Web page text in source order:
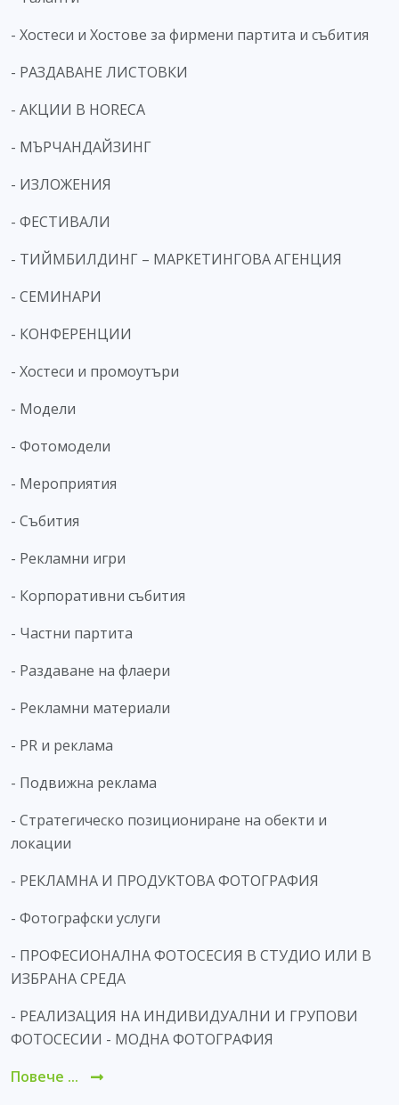
- Хостеси и Хостове за фирмени партита и събития
- РАЗДАВАНЕ ЛИСТОВКИ
- АКЦИИ В HORECA
- МЪРЧАНДАЙЗИНГ
- ИЗЛОЖЕНИЯ
- ФЕСТИВАЛИ
- ТИЙМБИЛДИНГ – МАРКЕТИНГОВА АГЕНЦИЯ
- СЕМИНАРИ
- КОНФЕРЕНЦИИ
- Хостеси и промоутъри
- Модели
- Фотомодели
- Мероприятия
- Събития
- Рекламни игри
- Корпоративни събития
- Частни партита
- Раздаване на флаери
- Рекламни материали
- PR и реклама
- Подвижна реклама
- Стратегическо позициониране на обекти и
локации
- РЕКЛАМНА И ПРОДУКТОВА ФОТОГРАФИЯ
- Фотографски услуги
- ПРОФЕСИОНАЛНА ФОТОСЕСИЯ В СТУДИО ИЛИ В
ИЗБРАНА СРЕДА
- РЕАЛИЗАЦИЯ НА ИНДИВИДУАЛНИ И ГРУПОВИ
ФОТОСЕСИИ - МОДНА ФОТОГРАФИЯ
Повече ...